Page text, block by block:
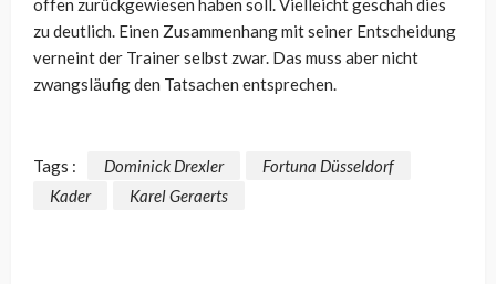
offen zurückgewiesen haben soll. Vielleicht geschah dies
zu deutlich. Einen Zusammenhang mit seiner Entscheidung
verneint der Trainer selbst zwar. Das muss aber nicht
zwangsläufig den Tatsachen entsprechen.
Tags : Dominick Drexler
Fortuna Düsseldorf
Kader
Karel Geraerts